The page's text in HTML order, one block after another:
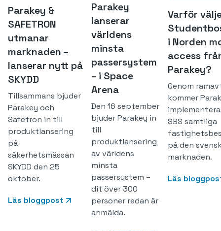
Parakey &
SAFETRON
utmanar
marknaden –
lanserar nytt på
SKYDD
Tillsammans bjuder
Parakey och
Safetron in till
produktlansering
på
säkerhetsmässan
SKYDD den 25
oktober.
Läs bloggpost
Parakey
lanserar
världens
minsta
passersystem
– i Space
Arena
Den 16 september
bjuder Parakey in
till
produktlansering
av världens
minsta
passersystem –
dit över 300
personer redan är
anmälda.
Varför
i Norden
access
Parakey?
Genom
kommer
SBS samtliga
på den
marknaden.
Läs